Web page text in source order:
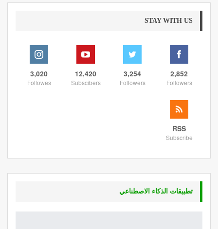
STAY WITH US
2,852
Followers
3,254
Followers
12,420
Subscibers
3,020
Followes
RSS
Subscribe
تطبيقات الذكاء الاصطناعي